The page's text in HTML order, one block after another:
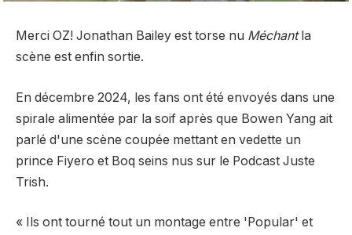
Merci OZ! Jonathan Bailey est torse nu Méchant la
scène est enfin sortie.
En décembre 2024, les fans ont été envoyés dans une
spirale alimentée par la soif après que Bowen Yang ait
parlé d'une scène coupée mettant en vedette un
prince Fiyero et Boq seins nus sur le Podcast Juste
Trish.
« Ils ont tourné tout un montage entre 'Popular' et